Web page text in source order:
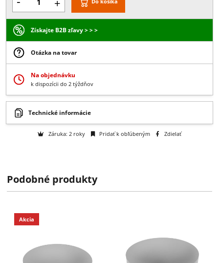
15.57 €/ kus
12.66 € bez DPH
- +
Získajte B2B zľavy > > >
Otázka na tovar
Na objednávku
Technické informácie
Podobné produkty
Akcia